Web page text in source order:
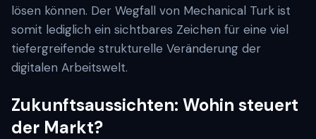
lösen können. Der Wegfall von Mechanical Turk ist
somit lediglich ein sichtbares Zeichen für eine viel
tiefergreifende strukturelle Veränderung der
digitalen Arbeitswelt.
Zukunftsaussichten: Wohin steuert
der Markt?